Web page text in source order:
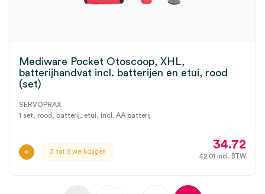
Mediware Pocket Otoscoop, XHL,
batterijhandvat incl. batterijen en etui, rood
(set)
SERVOPRAX
1 set, rood, batterij, etui, incl. AA batterij
3 tot 5 werkdagen
34.72
42.01 incl. BTW